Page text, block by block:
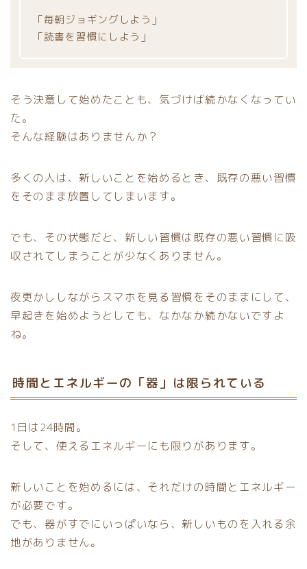
「毎朝ジョギングしよう」
「読書を習慣にしよう」
そう決意して始めたことも、気づけば続かなくなってい
た。
そんな経験はありませんか？
多くの人は、新しいことを始めるとき、既存の悪い習慣
をそのまま放置してしまいます。
でも、その状態だと、新しい習慣は既存の悪い習慣に吸
収されてしまうことが少なくありません。
夜更かししながらスマホを見る習慣をそのままにして、
早起きを始めようとしても、なかなか続かないですよ
ね。
時間とエネルギーの「器」は限られている
1日は24時間。
そして、使えるエネルギーにも限りがあります。
新しいことを始めるには、それだけの時間とエネルギー
が必要です。
でも、器がすでにいっぱいなら、新しいものを入れる余
地がありません。